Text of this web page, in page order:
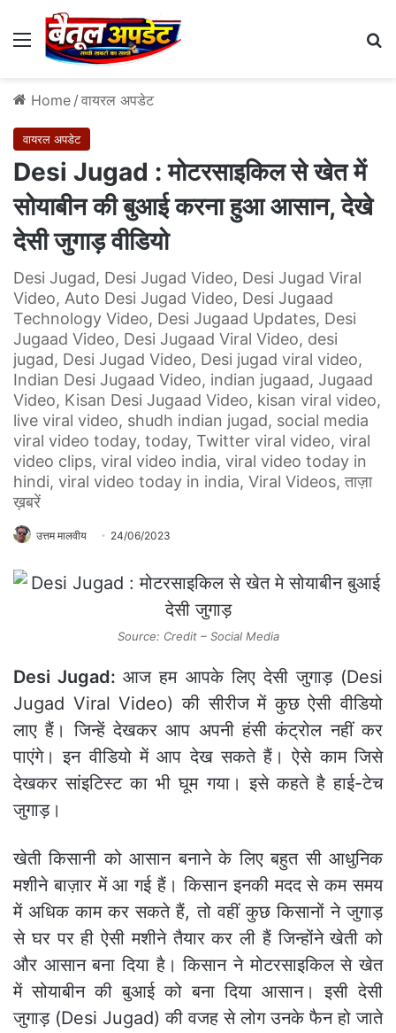
Menu
Home / वायरल अपडेट
वायरल अपडेट
Desi Jugad : मोटरसाइकिल से खेत में
सोयाबीन की बुआई करना हुआ आसान, देखे
देसी जुगाड़ वीडियो
Desi Jugad, Desi Jugad Video, Desi Jugad Viral
Video, Auto Desi Jugad Video, Desi Jugaad
Technology Video, Desi Jugaad Updates, Desi
Jugaad Video, Desi Jugaad Viral Video, desi
jugad, Desi Jugad Video, Desi jugad viral video,
Indian Desi Jugaad Video, indian jugaad, Jugaad
Video, Kisan Desi Jugaad Video, kisan viral video,
live viral video, shudh indian jugad, social media
viral video today, today, Twitter viral video, viral
video clips, viral video india, viral video today in
hindi, viral video today in india, Viral Videos, ताज़ा
ख़बरें
उत्तम मालवीय 24/06/2023
Source: Credit – Social Media
Desi Jugad:आज हम आपके लिए देसी जुगाड़ (Desi
Jugad Viral Video) की सीरीज में कुछ ऐसी वीडियो
लाए हैं। जिन्हें देखकर आप अपनी हंसी कंट्रोल नहीं कर
पाएंगे। इन वीडियो में आप देख सकते हैं। ऐसे काम जिसे
देखकर सांइटिस्‍ट का भी घूम गया। इसे कहते है हाई-टेच
जुगाड़।
खेती किसानी को आसान बनाने के लिए बहुत सी आधुनिक
मशीने बाज़ार में आ गई हैं। किसान इनकी मदद से कम समय
में अधिक काम कर सकते हैं, तो वहीं कुछ किसानों ने जुगाड़
से घर पर ही ऐसी मशीने तैयार कर ली हैं जिन्होंने खेती को
और आसान बना दिया है। किसान ने मोटरसाइकिल से खेत
में सोयाबीन की बुआई को बना दिया आसान। इसी देसी
जुगाड़ (Desi Jugad) की वजह से लोग उनके फैन हो जाते